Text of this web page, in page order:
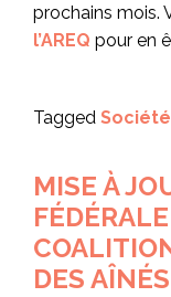
prochains mois.
l’AREQ pour en
Tagged Société
MISE À
DES AÎNÉS